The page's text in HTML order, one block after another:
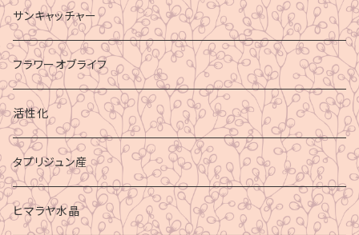
サンキャッチャー
フラワーオブライフ
活性化
タプリジュン産
ヒマラヤ水晶